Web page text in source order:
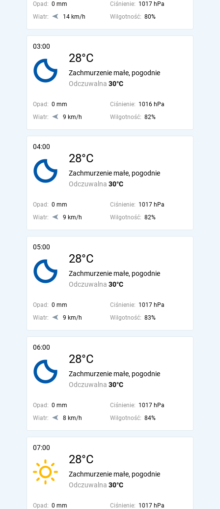
Opad: 0 mm Ciśnienie: 1017 hPa
Wiatr:
14 km/h Wilgotność: 80%
03:00
28°C
Odczuwalna 30°C
Zachmurzenie małe, pogodnie
Opad: 0 mm Ciśnienie: 1016 hPa
Wiatr:
9 km/h Wilgotność: 82%
04:00
28°C
Odczuwalna 30°C
Zachmurzenie małe, pogodnie
Opad: 0 mm Ciśnienie: 1017 hPa
Wiatr:
9 km/h Wilgotność: 82%
05:00
28°C
Odczuwalna 30°C
Zachmurzenie małe, pogodnie
Opad: 0 mm Ciśnienie: 1017 hPa
Wiatr:
9 km/h Wilgotność: 83%
06:00
28°C
Odczuwalna 30°C
Zachmurzenie małe, pogodnie
Opad: 0 mm Ciśnienie: 1017 hPa
Wiatr:
8 km/h Wilgotność: 84%
07:00
28°C
Odczuwalna 30°C
Zachmurzenie małe, pogodnie
Opad: 0 mm Ciśnienie: 1017 hPa